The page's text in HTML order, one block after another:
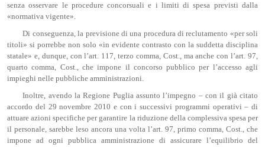
senza osservare le procedure concorsuali e i limiti di spesa previsti dalla
«normativa vigente».
Di conseguenza, la previsione di una procedura di reclutamento «per soli
titoli» si porrebbe non solo «in evidente contrasto con la suddetta disciplina
statale» e, dunque, con l’art. 117, terzo comma, Cost., ma anche con l’art. 97,
quarto comma, Cost., che impone il concorso pubblico per l’accesso agli
impieghi nelle pubbliche amministrazioni.
Inoltre, avendo la Regione Puglia assunto l’impegno – con il già citato
accordo del 29 novembre 2010 e con i successivi programmi operativi – di
attuare azioni specifiche per garantire la riduzione della complessiva spesa per
il personale, sarebbe leso ancora una volta l’art. 97, primo comma, Cost., che
impone ad ogni pubblica amministrazione di assicurare l’equilibrio del